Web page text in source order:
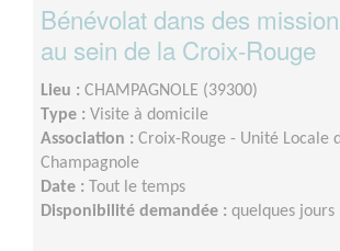
Bénévolat dans des
au sein de la Croix-Rouge
Lieu : CHAMPAGNOLE (39300)
Type : Visite à domicile
Association : Croix-Rouge - Unité Locale
Champagnole
Date : Tout le temps
Disponibilité demandée : quelques jours